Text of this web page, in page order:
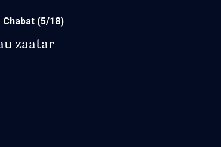
(5/18)
zaatar